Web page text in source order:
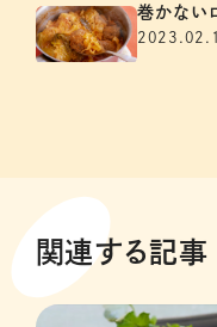
巻かない
関連する記事